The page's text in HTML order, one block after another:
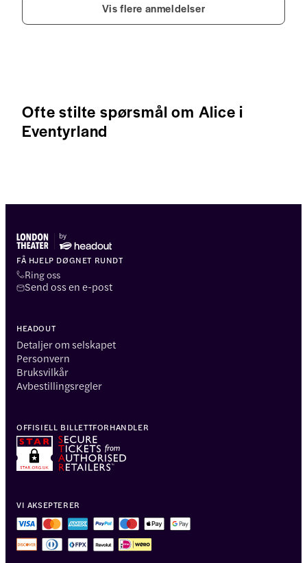
Vis flere anmeldelser
Ofte stilte spørsmål om Alice i
Eventyrland
FÅ HJELP DØGNET RUNDT
Ring oss
Send oss en e-post
HEADOUT
Detaljer om selskapet
Personvern
Bruksvilkår
Avbestillingsregler
VI AKSEPTERER
OFFISIELL BILLETTFORHANDLER